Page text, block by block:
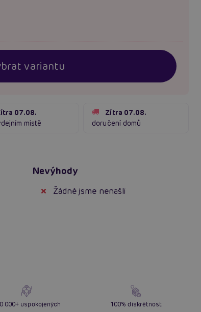
variantu
07.08.
místě
Zítra 07.08.
doručení domů
Nevýhody
Žádné jsme nenašli
000+ uspokojených 100% diskrétnost